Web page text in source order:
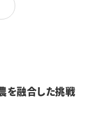
融合した挑戦